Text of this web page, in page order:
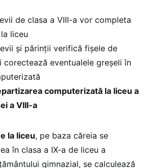
de clasa a VIII-a vor completa
liceu
și părinții verifică fişele de
corectează eventualele greşeli în
computerizată la liceu a
a VIII-a
la liceu, pe baza căreia se
în clasa a IX-a de liceu a
gimnazial, se calculează